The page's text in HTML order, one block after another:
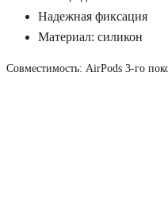
Надежная фиксация
Материал: силикон
Совместимость: AirPods 3-го